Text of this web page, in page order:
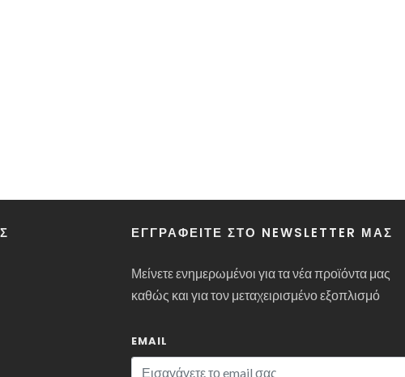
ΕΓΓΡΑΦΕΊΤΕ ΣΤΟ NEWSLETTER ΜΑΣ
Μείνετε ενημερωμένοι για τα νέα προϊόντα μας
καθώς και για τον μεταχειρισμένο εξοπλισμό
EMAIL